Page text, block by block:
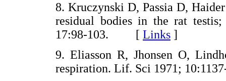
8. Kruczynski D, Passia D,
residual bodies in the rat
17:98-103. [ Links ]
9. Eliasson R, Jhonsen O,
respiration. Lif. Sci 1971;